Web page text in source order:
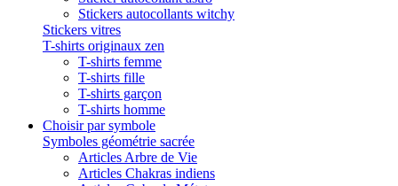
Stickers autocollants witchy
Stickers vitres
T-shirts originaux zen
T-shirts femme
T-shirts fille
T-shirts garçon
T-shirts homme
Choisir par symbole
Symboles géométrie sacrée
Articles Arbre de Vie
Articles Chakras indiens